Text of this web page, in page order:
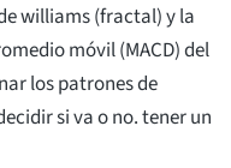
williams (fractal) y la
móvil (MACD) del
los patrones de
si va o no. tener un